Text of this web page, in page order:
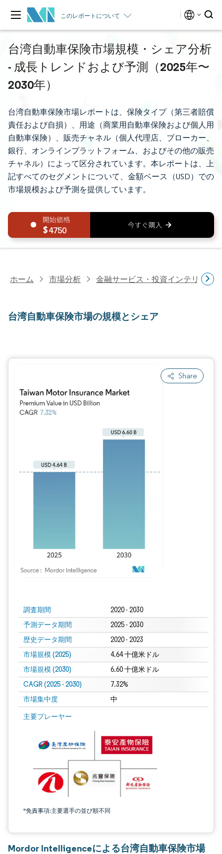
このレポートについて
台湾自動車保険市場規模・シェア分析
- 成長トレンドおよび予測（2025年〜
2030年）
台湾自動車保険市場レポートは、保険タイプ（第三者賠償
責任および自損）、用途（商業用自動車保険および個人用
自動車保険）、販売チャネル（個人代理店、ブローカー、
銀行、オンラインプラットフォーム、およびその他の販売
チャネル）によって区分されています。本レポートは、上
記すべてのセグメントについて、金額ベース（USD）での
市場規模および予測を提供しています。
4750
ホーム 市場分析 金融サービス・投資インテリジェ
台湾自動車保険市場の規模とシェア
Share
調査期間 2020 - 2030
予測データ期間 2025 - 2030
歴史データ期間 2020 - 2023
市場規模 (2025) 4.64 十億米ドル
市場規模 (2030) 6.60 十億米ドル
CAGR (2025 - 2030) 7.32%
市場集中度 中
主要プレーヤー
*免責事項:主要選手の並び順不同
Mordor Intelligenceによる台湾自動車保険市場